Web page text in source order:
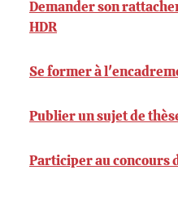
Demander son
HDR
Se former à
Publier un sujet de
Participer au concours